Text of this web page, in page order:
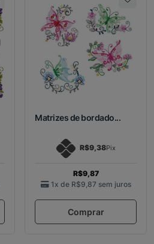
Matrizes de bordado...
R$9,38Pix
R$9,87
1x de R$9,87 sem juros
Comprar